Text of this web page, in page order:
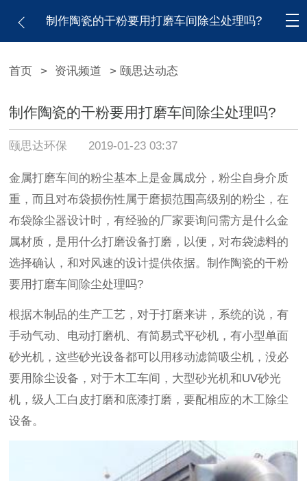
制作陶瓷的干粉要用打磨车间除尘处理吗?
首页 > 资讯频道 > 颐思达动态
制作陶瓷的干粉要用打磨车间除尘处理吗?
颐思达环保 2019-01-23 03:37
金属打磨车间的粉尘基本上是金属成分，粉尘自身介质
重，而且对布袋损伤性属于磨损范围高级别的粉尘，在
布袋除尘器设计时，有经验的厂家要询问需方是什么金
属材质，是用什么打磨设备打磨，以便，对布袋滤料的
选择确认，和对风速的设计提供依据。制作陶瓷的干粉
要用打磨车间除尘处理吗?
根据木制品的生产工艺，对于打磨来讲，系统的说，有
手动气动、电动打磨机、有简易式平砂机，有小型单面
砂光机，这些砂光设备都可以用移动滤筒吸尘机，没必
要用除尘设备，对于木工车间，大型砂光机和UV砂光
机，级人工白皮打磨和底漆打磨，要配相应的木工除尘
设备。